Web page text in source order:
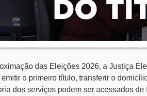
das Eleições 2026, a Justiça
o primeiro título, transferir o
dos serviços podem ser acessados